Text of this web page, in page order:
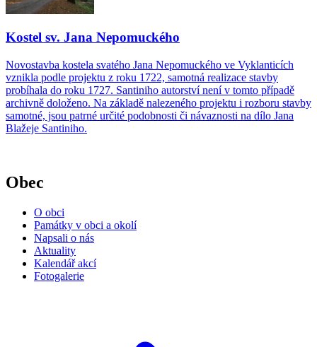
Kostel sv. Jana Nepomuckého
Novostavba kostela svatého Jana Nepomuckého ve Vyklanticích
vznikla podle projektu z roku 1722, samotná realizace stavby
probíhala do roku 1727. Santiniho autorství není v tomto případě
archivně doloženo. Na základě nalezeného projektu i rozboru stavby
samotné, jsou patrné určité podobnosti či návaznosti na dílo Jana
Blažeje Santiniho.
Obec
O obci
Památky v obci a okolí
Napsali o nás
Aktuality
Kalendář akcí
Fotogalerie